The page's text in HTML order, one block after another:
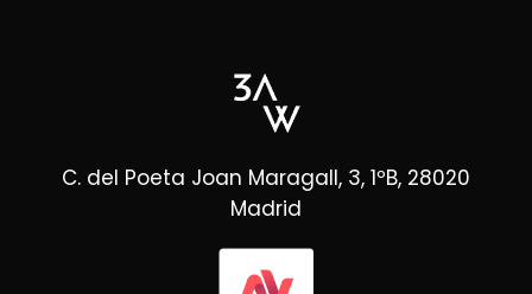
C. del Poeta Joan Maragall, 3, 1ºB, 28020
Madrid